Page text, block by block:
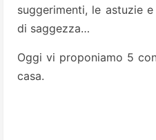
suggerimenti, le astuzie
di saggezza…
Oggi vi proponiamo 5
casa.